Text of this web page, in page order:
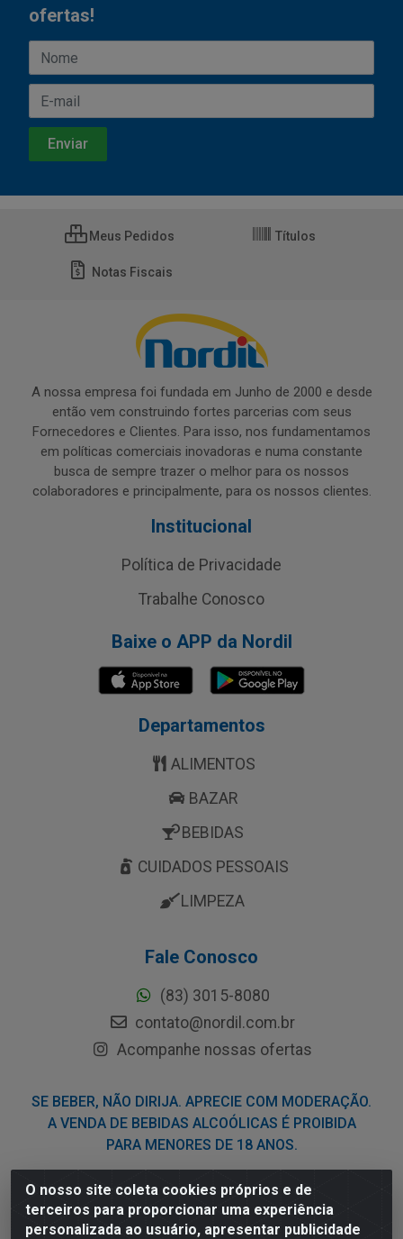
O nosso site coleta cookies próprios e de
terceiros para proporcionar uma experiência
personalizada ao usuário, apresentar publicidade
ofertas!
Meus Pedidos Títulos
Notas Fiscais
A nossa empresa foi fundada em Junho de 2000 e desde
então vem construindo fortes parcerias com seus
Fornecedores e Clientes. Para isso, nos fundamentamos
em políticas comerciais inovadoras e numa constante
busca de sempre trazer o melhor para os nossos
colaboradores e principalmente, para os nossos clientes.
Institucional
Política de Privacidade
Trabalhe Conosco
Baixe o APP da Nordil
Departamentos
ALIMENTOS
BAZAR
BEBIDAS
CUIDADOS PESSOAIS
LIMPEZA
Fale Conosco
(83) 3015-8080
contato@nordil.com.br
Acompanhe nossas ofertas
SE BEBER, NÃO DIRIJA. APRECIE COM MODERAÇÃO.
A VENDA DE BEBIDAS ALCOÓLICAS É PROIBIDA
PARA MENORES DE 18 ANOS.
Nordil Distribuidora - Avenida Liberdade, 2738, Bloco F -
Sesi - Bayeux/PB - CEP 58.111-400 - CNPJ